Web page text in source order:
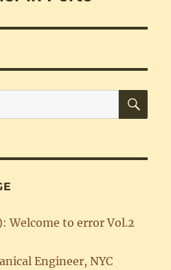
Welcome to error Vol.2
Engineer, NYC